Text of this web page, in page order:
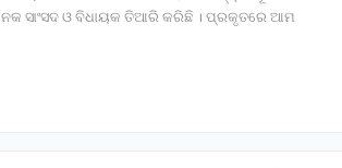
ସାଂସଦ ଓ ବିଧାୟକ ତିଆରି କରିଛି । ପ୍ରକୃତରେ ଆମ